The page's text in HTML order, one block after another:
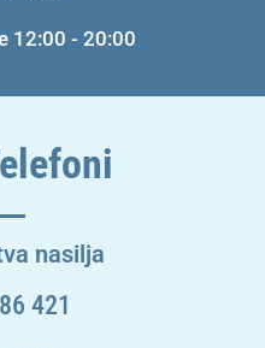
12:00 - 20:00
nasilja
421